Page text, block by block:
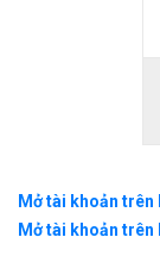
Mở tài khoản
Mở tài khoản trên